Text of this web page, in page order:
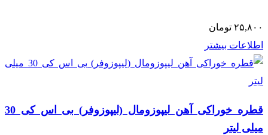
۲۵,۸۰۰ تومان
اطلاعات بیشتر
قطره خوراکی آهن لیپوزومال (لیپوزوفر) بی اس کی 30
میلی لیتر